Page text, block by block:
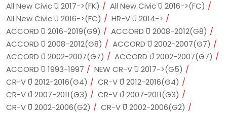
All New Civic ปี 2017->(FK)
All New Civic ปี 2016->(FC)
All New Civic ปี 2016->(FC)
HR-V ปี 2014->
ACCORD ปี 2016-2019(G9)
ACCORD ปี 2008-2012(G8)
ACCORD ปี 2008-2012(G8)
ACCORD ปี 2002-2007(G7)
ACCORD ปี 2002-2007(G7)
ACCORD ปี 2002-2007(G7)
ACCORD ปี 1993-1997
NEW CR-V ปี 2017->(G5)
CR-V ปี 2012-2016(G4)
CR-V ปี 2012-2016(G4)
CR-V ปี 2007-2011(G3)
CR-V ปี 2007-2011(G3)
CR-V ปี 2002-2006(G2)
CR-V ปี 2002-2006(G2)